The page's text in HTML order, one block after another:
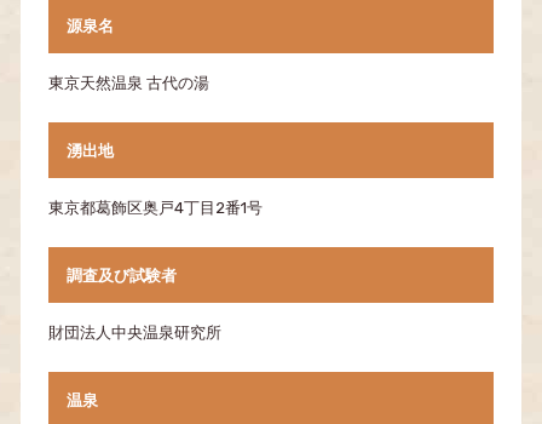
源泉名
東京天然温泉 古代の湯
湧出地
東京都葛飾区奥戸4丁目2番1号
調査及び試験者
財団法人中央温泉研究所
温泉